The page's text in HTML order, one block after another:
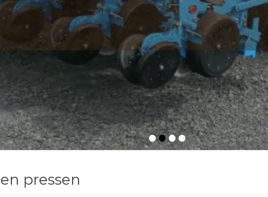
••••
pressen